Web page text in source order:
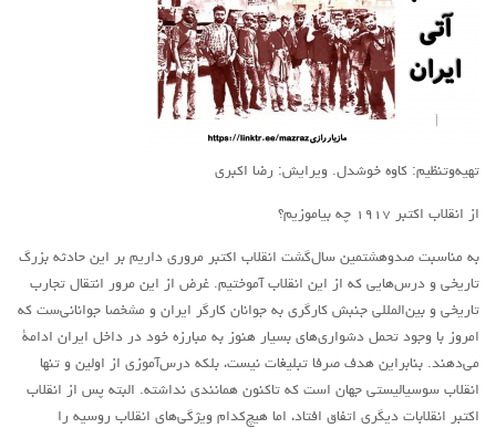
آمریکای لاتین
بحث
ادبی
سیاسی
نقد سیاسی
فلسفی
مباحثات
تئوری
تهیه‌وتنظیم: کاوه خوشدل. ویرایش: رضا اکبری
از انقلاب اکتبر ۱۹۱۷ چه‌ بیاموزیم؟
به مناسبت صدوهشتمین سال‌گشت انقلاب اکتبر مروری داریم بر این حادثه بزرگ
تاریخی و درس‌هایی که از این انقلاب آموختیم. غرض از این مرور انتقال تجارب
تاریخی و بین‌المللی جنبش کارگری به جوانان کارگر ایران و مشخصا جوانانی‌ست که
امروز با وجود تحمل دشواری‌های بسیار هنوز به مبارزه خود در داخل ایران ادامۀ
می‌دهند. بنابراین هدف صرفا تبلیغات نیست، بلکه درس‌آموزی از اولین و تنها
انقلاب سوسیالیستی جهان است که تاکنون همانندی نداشته. البته پس از انقلاب
اکتبر انقلابات دیگری اتفاق افتاد، اما هیچ‌کدام ویژگی‌های انقلاب روسیه را